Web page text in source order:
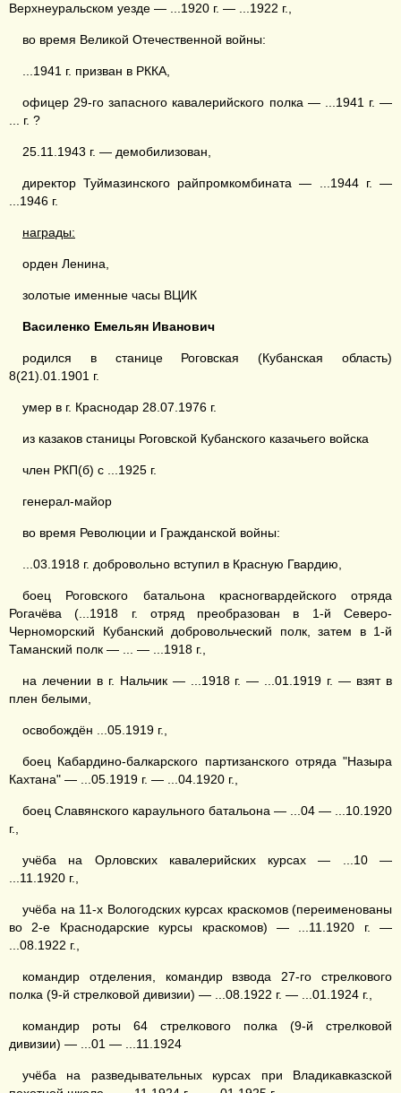
Верхнеуральском уезде — ...1920 г. — ...1922 г.,
во время Великой Отечественной войны:
...1941 г. призван в РККА,
офицер 29-го запасного кавалерийского полка — ...1941 г. —
... г. ?
25.11.1943 г. — демобилизован,
директор Туймазинского райпромкомбината — ...1944 г. —
...1946 г.
награды:
орден Ленина,
золотые именные часы ВЦИК
Василенко Емельян Иванович
родился в станице Роговская (Кубанская область)
8(21).01.1901 г.
умер в г. Краснодар 28.07.1976 г.
из казаков станицы Роговской Кубанского казачьего войска
член РКП(б) с ...1925 г.
генерал-майор
во время Революции и Гражданской войны:
...03.1918 г. добровольно вступил в Красную Гвардию,
боец Роговского батальона красногвардейского отряда
Рогачёва (...1918 г. отряд преобразован в 1-й Северо-
Черноморский Кубанский добровольческий полк, затем в 1-й
Таманский полк — ... — ...1918 г.,
на лечении в г. Нальчик — ...1918 г. — ...01.1919 г. — взят в
плен белыми,
освобождён ...05.1919 г.,
боец Кабардино-балкарского партизанского отряда "Назыра
Кахтана" — ...05.1919 г. — ...04.1920 г.,
боец Славянского караульного батальона — ...04 — ...10.1920
г.,
учёба на Орловских кавалерийских курсах — ...10 —
...11.1920 г.,
учёба на 11-х Вологодских курсах краскомов (переименованы
во 2-е Краснодарские курсы краскомов) — ...11.1920 г. —
...08.1922 г.,
командир отделения, командир взвода 27-го стрелкового
полка (9-й стрелковой дивизии) — ...08.1922 г. — ...01.1924 г.,
командир роты 64 стрелкового полка (9-й стрелковой
дивизии) — ...01 — ...11.1924
учёба на разведывательных курсах при Владикавказской